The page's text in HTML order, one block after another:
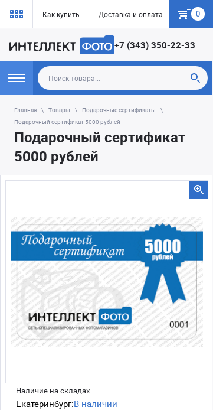
Как купить Доставка и оплата Гарантия
0
+7 (343) 350-22-33
Главная Товары
Подарочные сертификаты
Подарочный сертификат 5000 рублей
Подарочный сертификат
5000 рублей
Наличие на складах
Екатеринбург:В наличии